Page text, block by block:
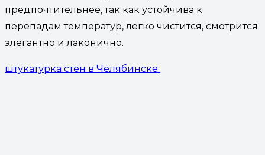
предпочтительнее, так как устойчива к
перепадам температур, легко чистится, смотрится
элегантно и лаконично.
штукатурка стен в Челябинске